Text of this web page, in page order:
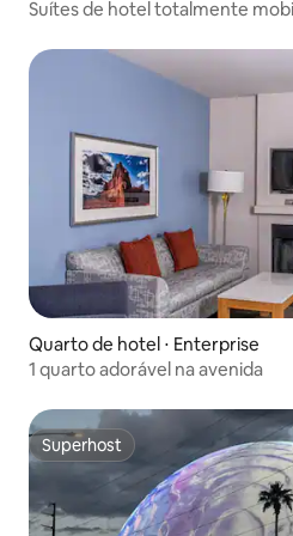
Suítes de hotel totalmente
Quarto de hotel ⋅ Enterprise
1 quarto adorável na avenida
Superhost
Superhost